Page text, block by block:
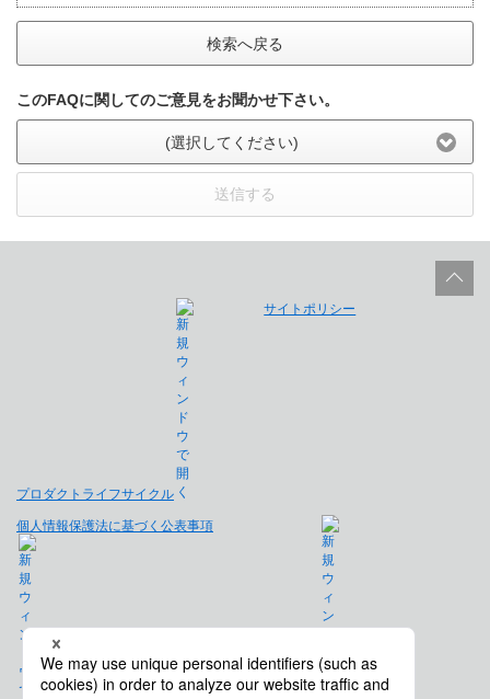
検索へ戻る
このFAQに関してのご意見をお聞かせ下さい。
(選択してください)
送信する
プロダクトライフサイクル
サイトポリシー
個人情報保護法に基づく公表事項